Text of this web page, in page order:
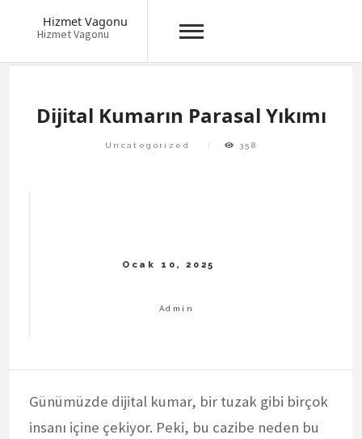
Hizmet Vagonu
Hizmet Vagonu
Dijital Kumarın Parasal Yıkımı
Uncategorized 358
Günümüzde dijital kumar, bir tuzak gibi birçok
insanı içine çekiyor. Peki, bu cazibe neden bu